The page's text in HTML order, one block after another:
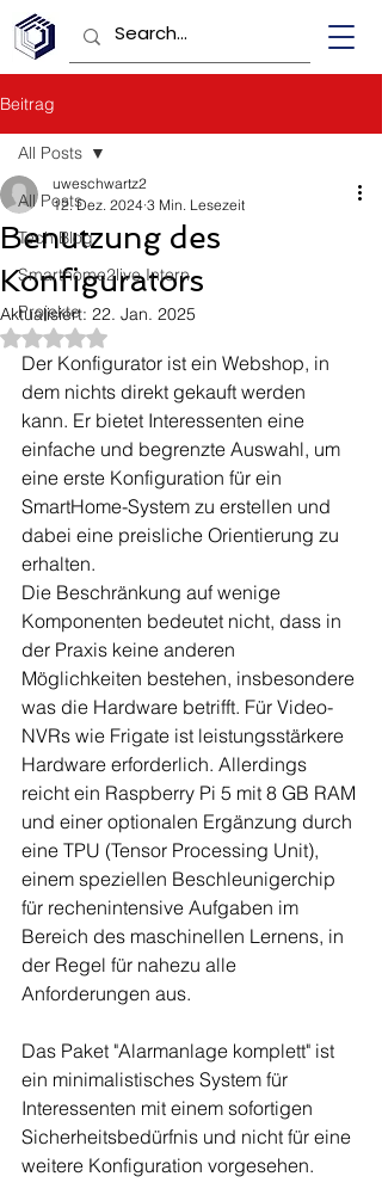
Beitrag
All Posts
Tech Blog
Smarthome2live Intern
Projekte
All Posts
Benutzung des
Konfigurators
uweschwartz2
12. Dez. 2024 3 Min. Lesezeit
Aktualisiert: 22. Jan. 2025
Mit NaN von 5 Sternen bewertet.
Der Konfigurator ist ein Webshop, in
dem nichts direkt gekauft werden
kann. Er bietet Interessenten eine
einfache und begrenzte Auswahl, um
eine erste Konfiguration für ein
SmartHome-System zu erstellen und
dabei eine preisliche Orientierung zu
erhalten.
Die Beschränkung auf wenige
Komponenten bedeutet nicht, dass in
der Praxis keine anderen
Möglichkeiten bestehen, insbesondere
was die Hardware betrifft. Für Video-
NVRs wie Frigate ist leistungsstärkere
Hardware erforderlich. Allerdings
reicht ein Raspberry Pi 5 mit 8 GB RAM
und einer optionalen Ergänzung durch
eine TPU (Tensor Processing Unit),
einem speziellen Beschleunigerchip
für rechenintensive Aufgaben im
Bereich des maschinellen Lernens, in
der Regel für nahezu alle
Anforderungen aus.
Das Paket "Alarmanlage komplett" ist
ein minimalistisches System für
Interessenten mit einem sofortigen
Sicherheitsbedürfnis und nicht für eine
weitere Konfiguration vorgesehen.